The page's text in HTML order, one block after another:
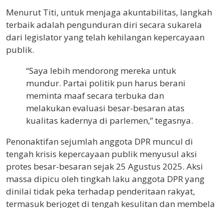
Menurut Titi, untuk menjaga akuntabilitas, langkah
terbaik adalah pengunduran diri secara sukarela
dari legislator yang telah kehilangan kepercayaan
publik.
“Saya lebih mendorong mereka untuk
mundur. Partai politik pun harus berani
meminta maaf secara terbuka dan
melakukan evaluasi besar-besaran atas
kualitas kadernya di parlemen,” tegasnya.
Penonaktifan sejumlah anggota DPR muncul di
tengah krisis kepercayaan publik menyusul aksi
protes besar-besaran sejak 25 Agustus 2025. Aksi
massa dipicu oleh tingkah laku anggota DPR yang
dinilai tidak peka terhadap penderitaan rakyat,
termasuk berjoget di tengah kesulitan dan membela